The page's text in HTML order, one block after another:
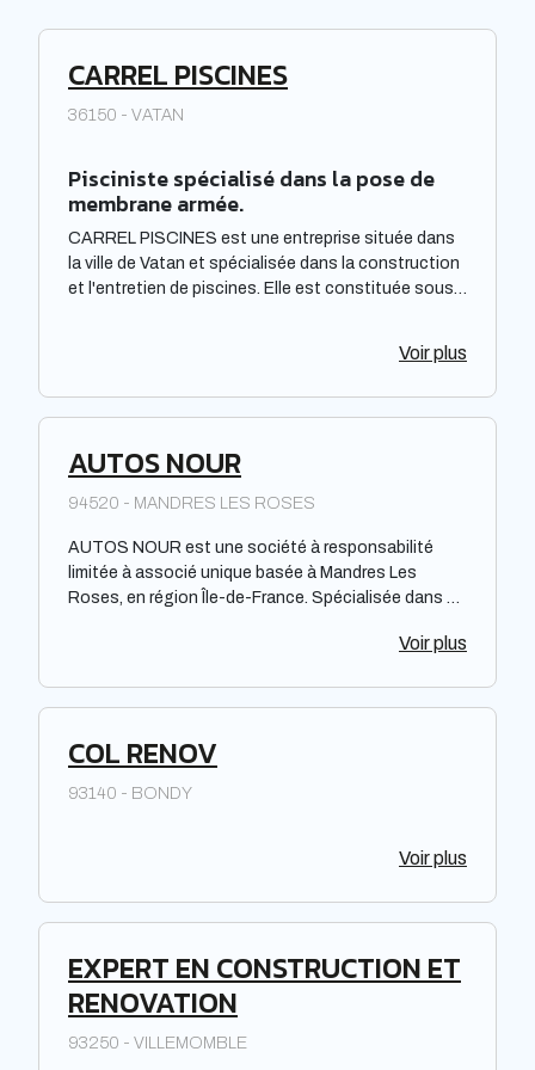
CARREL PISCINES
36150 - VATAN
Pisciniste spécialisé dans la pose de
membrane armée.
CARREL PISCINES est une entreprise située dans
la ville de Vatan et spécialisée dans la construction
et l'entretien de piscines. Elle est constituée sous
elle offre des prestations de qualité pour répondre
disposition de ses clients un savoir-faire et une
Voir plus
AUTOS NOUR
94520 - MANDRES LES ROSES
AUTOS NOUR est une société à responsabilité
limitée à associé unique basée à Mandres Les
Roses, en région Île-de-France. Spécialisée dans un
zone principale de la région. Bien qu'il soit difficile de
Pour en savoir plus sur ses activités, il est
recommandé de contacter directement l'entreprise.
Voir plus
COL RENOV
93140 - BONDY
Voir plus
EXPERT EN CONSTRUCTION ET
RENOVATION
93250 - VILLEMOMBLE